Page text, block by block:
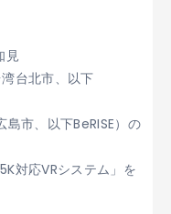
見
台北市、以下
島市、以下BeRISE）の
対応VRシステム」を